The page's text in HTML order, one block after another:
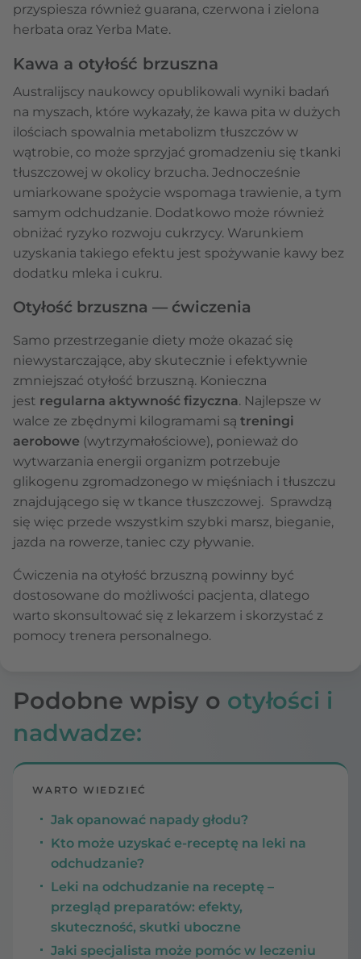
przyspiesza również guarana, czerwona i zielona
herbata oraz Yerba Mate.
Kawa a otyłość brzuszna
Australijscy naukowcy opublikowali wyniki badań
na myszach, które wykazały, że kawa pita w dużych
ilościach spowalnia metabolizm tłuszczów w
wątrobie, co może sprzyjać gromadzeniu się tkanki
tłuszczowej w okolicy brzucha. Jednocześnie
umiarkowane spożycie wspomaga trawienie, a tym
samym odchudzanie. Dodatkowo może również
obniżać ryzyko rozwoju cukrzycy. Warunkiem
uzyskania takiego efektu jest spożywanie kawy bez
dodatku mleka i cukru.
Otyłość brzuszna — ćwiczenia
Samo przestrzeganie diety może okazać się
niewystarczające, aby skutecznie i efektywnie
zmniejszać otyłość brzuszną. Konieczna
jest regularna aktywność fizyczna. Najlepsze w
walce ze zbędnymi kilogramami są treningi
aerobowe (wytrzymałościowe), ponieważ do
wytwarzania energii organizm potrzebuje
glikogenu zgromadzonego w mięśniach i tłuszczu
znajdującego się w tkance tłuszczowej. Sprawdzą
się więc przede wszystkim szybki marsz, bieganie,
jazda na rowerze, taniec czy pływanie.
Ćwiczenia na otyłość brzuszną powinny być
dostosowane do możliwości pacjenta, dlatego
warto skonsultować się z lekarzem i skorzystać z
pomocy trenera personalnego.
Podobne wpisy o otyłości i
nadwadze:
WARTO WIEDZIEĆ
Jak opanować napady głodu?
Kto może uzyskać e-receptę na leki na
odchudzanie?
Leki na odchudzanie na receptę –
przegląd preparatów: efekty,
skuteczność, skutki uboczne
Jaki specjalista może pomóc w leczeniu